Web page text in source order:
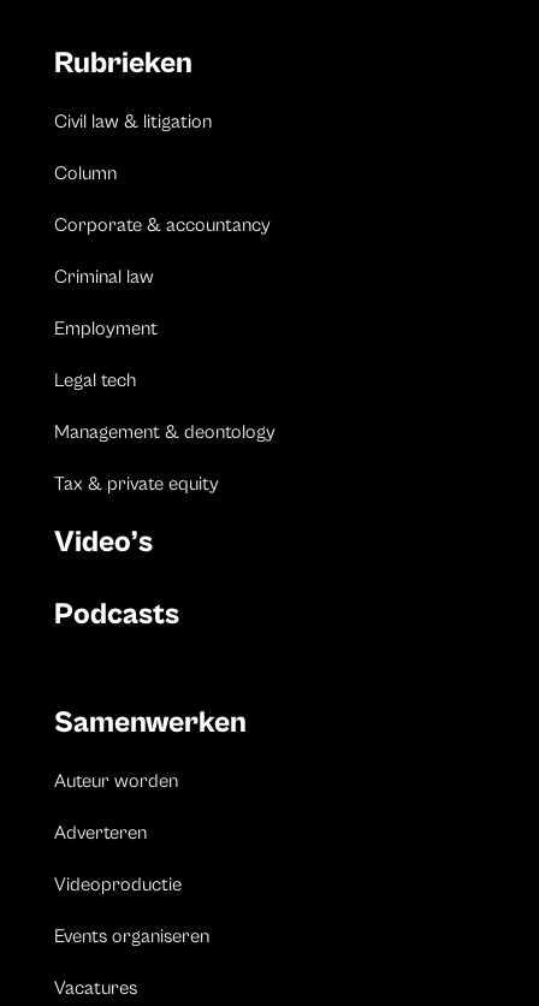
Rubrieken
Civil law & litigation
Column
Corporate & accountancy
Criminal law
Employment
Legal tech
Management & deontology
Tax & private equity
Video’s
Podcasts
Samenwerken
Auteur worden
Adverteren
Videoproductie
Events organiseren
Vacatures